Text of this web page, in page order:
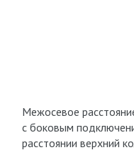
Межосевое
с боковым
расстоянии верхний